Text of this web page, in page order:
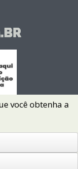
Catarina IFSC
você obtenha a